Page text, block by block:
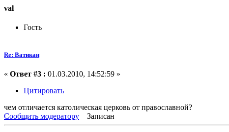
val
Гость
Re: Ватикан
« Ответ #3 : 01.03.2010, 14:52:59 »
Цитировать
чем отличается католическая церковь от православной?
Сообщить модератору
Записан